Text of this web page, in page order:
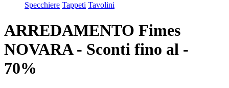
Specchiere Tappeti Tavolini
ARREDAMENTO Fimes
NOVARA - Sconti fino al -
70%